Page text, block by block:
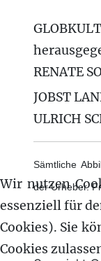
RENATE
JOBST
ULRICH
Sämtliche
der Urheber.
Wir nutzen
essenziell für
Cookies). Sie
Cookies